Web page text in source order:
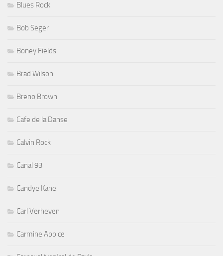
Blues Rock
Bob Seger
Boney Fields
Brad Wilson
Breno Brown
Cafe de la Danse
Calvin Rock
Canal 93
Candye Kane
Carl Verheyen
Carmine Appice